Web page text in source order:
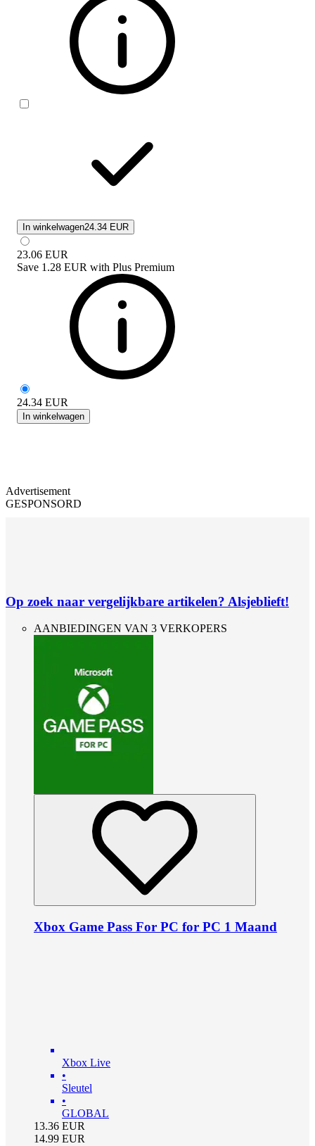
In winkelwagen24.34 EUR
23.06 EUR
Save 1.28 EUR with Plus Premium
24.34 EUR
In winkelwagen
Advertisement
GESPONSORD
Op zoek naar vergelijkbare artikelen? Alsjeblieft!
AANBIEDINGEN VAN 3 VERKOPERS
Xbox Game Pass For PC for PC 1 Maand
Xbox Live
•
Sleutel
•
GLOBAL
13.36 EUR
14.99 EUR